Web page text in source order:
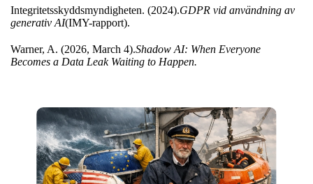
Integritetsskyddsmyndigheten. (2024).GDPR vid användning av
generativ AI(IMY-rapport).
Warner, A. (2026, March 4).Shadow AI: When Everyone
Becomes a Data Leak Waiting to Happen.